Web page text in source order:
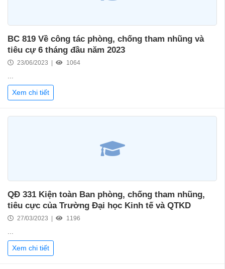
BC 819 Về công tác phòng, chống tham nhũng và
tiêu cự 6 tháng đầu năm 2023
23/06/2023 | 1064
...
Xem chi tiết
QĐ 331 Kiện toàn Ban phòng, chống tham nhũng,
tiêu cực của Trường Đại học Kinh tế và QTKD
27/03/2023 | 1196
...
Xem chi tiết